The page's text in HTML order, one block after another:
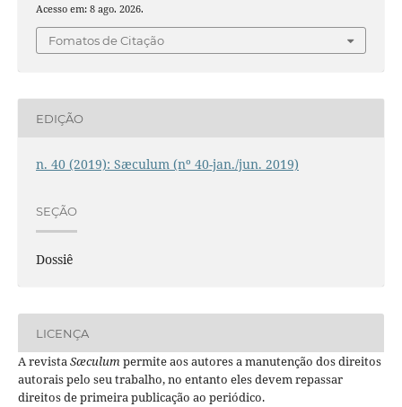
Acesso em: 8 ago. 2026.
Fomatos de Citação
EDIÇÃO
n. 40 (2019): Sæculum (nº 40-jan./jun. 2019)
SEÇÃO
Dossiê
LICENÇA
A revistaSæculumpermite aos autores a manutenção dos direitos
autorais pelo seu trabalho, no entanto eles devem repassar
direitos de primeira publicação ao periódico.